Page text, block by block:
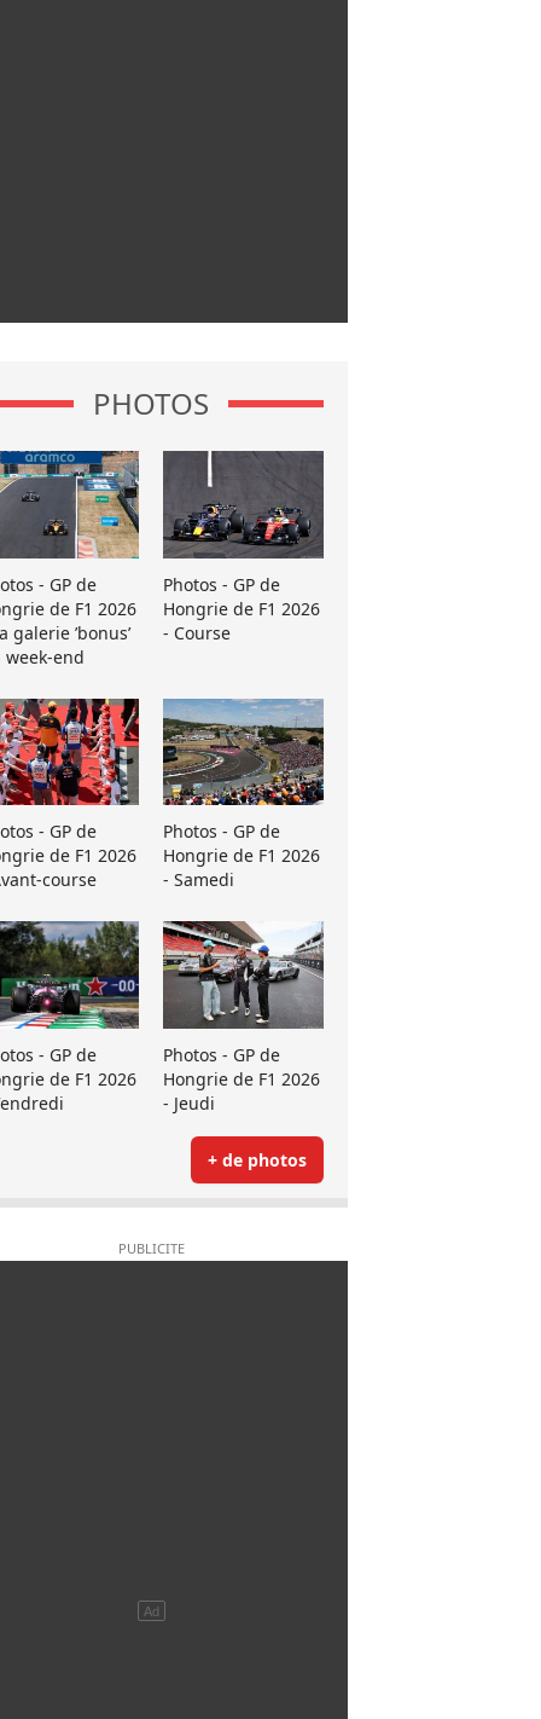
PHOTOS
- GP de
de F1 2026
galerie ’bonus’
week-end
Photos - GP de
Hongrie de F1 2026
- Course
- GP de
de F1 2026
course
Photos - GP de
Hongrie de F1 2026
- Samedi
- GP de
de F1 2026
Photos - GP de
Hongrie de F1 2026
- Jeudi
+ de photos